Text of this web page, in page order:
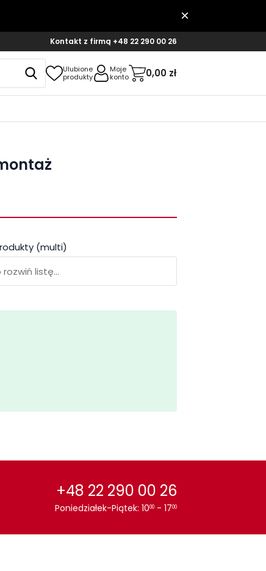
Kontakt z firmą +48 22 290 00 26
Ulubione
produkty
Moje
konto
0,00 zł
(multi)
+48 22 290 00 26
Poniedziałek-Piątek: 1000 - 1700